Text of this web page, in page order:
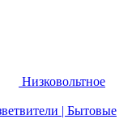
Низковольтное
| Бытовые